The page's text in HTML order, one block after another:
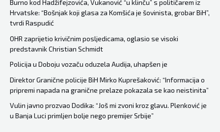
Burno kod Hadžifejzovića, Vukanović “u klinču” s političarem iz
Hrvatske: “Bošnjak koji glasa za Komšića je šovinista, grobar BiH”,
tvrdi Raspudić
OHR zaprijetio krivičnim posljedicama, oglasio se visoki
predstavnik Christian Schmidt
Policija u Doboju vozaču oduzela Audija, uhapšen je
Direktor Granične policije BiH Mirko Kuprešaković: “Informacija o
pripremi napada na granične prelaze pokazala se kao neistinita”
Vulin javno prozvao Dodika: “Još mi zvoni kroz glavu. Plenković je
u Banja Luci primljen bolje nego premijer Srbije”